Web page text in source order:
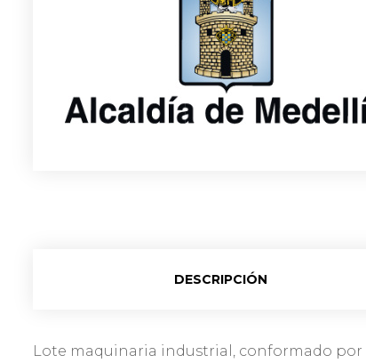
DESCRIPCIÓN
Lote maquinaria industrial, conformado por